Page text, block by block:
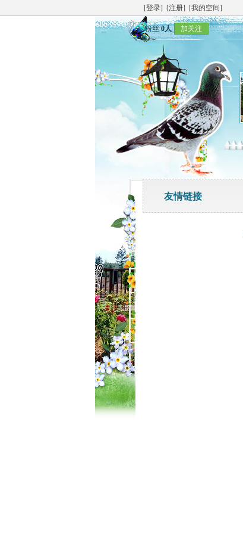
[登录] [注册] [我的空间]
粉丝0人 加关注
友情链接